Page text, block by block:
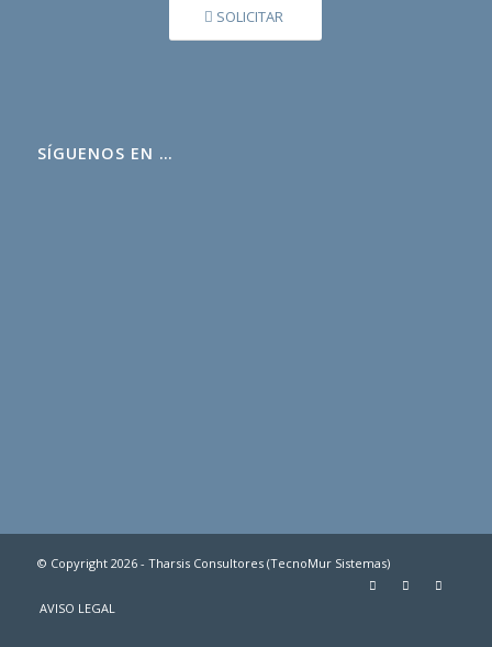
SOLICITAR
SÍGUENOS EN …
© Copyright 2026 - Tharsis Consultores (TecnoMur Sistemas)
AVISO LEGAL